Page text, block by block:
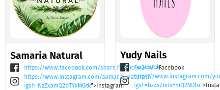
Samaria Natural
https://www.facebook.com/share/19BDcFw2kk/">Facebook
https://www.instagram.com/samaria_natural?
igsh=NzZxamQ2bTYxMGtk">Instagram
Yudy Nails
Facebook
https://www.instagram.com/
igsh=bzZxZmtxYmQ2NDlo